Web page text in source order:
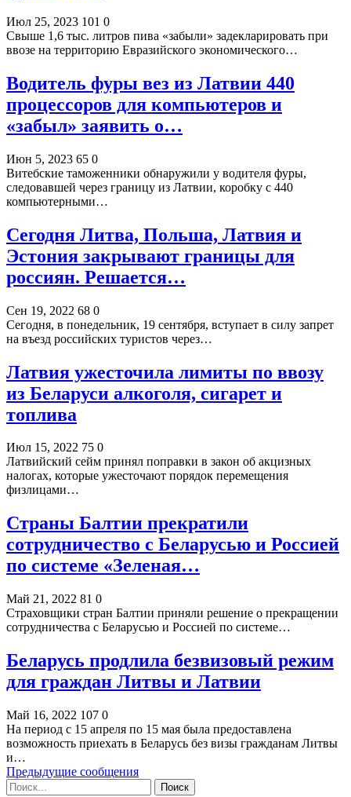
Июл 25, 2023 101 0
Свыше 1,6 тыс. литров пива «забыли» задекларировать при
ввозе на территорию Евразийского экономического…
Водитель фуры вез из Латвии 440
процессоров для компьютеров и
«забыл» заявить о…
Июн 5, 2023 65 0
Витебские таможенники обнаружили у водителя фуры,
следовавшей через границу из Латвии, коробку с 440
компьютерными…
Сегодня Литва, Польша, Латвия и
Эстония закрывают границы для
россиян. Решается…
Сен 19, 2022 68 0
Сегодня, в понедельник, 19 сентября, вступает в силу запрет
на въезд российских туристов через…
Латвия ужесточила лимиты по ввозу
из Беларуси алкоголя, сигарет и
топлива
Июл 15, 2022 75 0
Латвийский сейм принял поправки в закон об акцизных
налогах, которые ужесточают порядок перемещения
физлицами…
Страны Балтии прекратили
сотрудничество с Беларусью и Россией
по системе «Зеленая…
Май 21, 2022 81 0
Страховщики стран Балтии приняли решение о прекращении
сотрудничества с Беларусью и Россией по системе…
Беларусь продлила безвизовый режим
для граждан Литвы и Латвии
Май 16, 2022 107 0
На период с 15 апреля по 15 мая была предоставлена
возможность приехать в Беларусь без визы гражданам Литвы
и…
Предыдущие сообщения